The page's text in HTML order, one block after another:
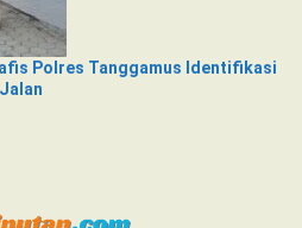
Polres Tanggamus Identifikasi